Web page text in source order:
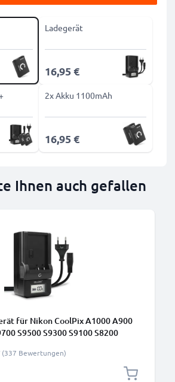
Ladegerät
16,95 €
2x Akku 1100mAh
16,95 €
Ihnen auch gefallen
für Nikon CoolPix A1000 A900
S9500 S9300 S9100 S8200
(337 Bewertungen)